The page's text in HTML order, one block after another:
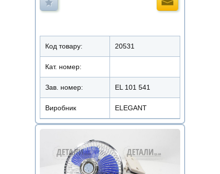
Код товару: 20531
Кат. номер:
Зав. номер: EL 101 541
Виробник ELEGANT